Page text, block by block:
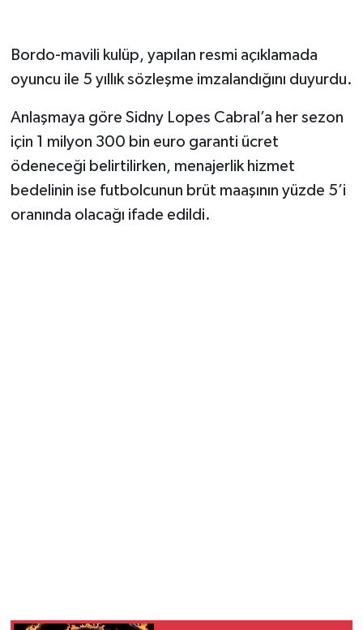
Bordo-mavili kulüp, yapılan resmi açıklamada
oyuncu ile 5 yıllık sözleşme imzalandığını duyurdu.
Anlaşmaya göre Sidny Lopes Cabral’a her sezon
için 1 milyon 300 bin euro garanti ücret
ödeneceği belirtilirken, menajerlik hizmet
bedelinin ise futbolcunun brüt maaşının yüzde 5’i
oranında olacağı ifade edildi.